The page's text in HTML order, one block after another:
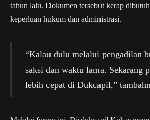
tahun lalu. Dokumen tersebut kerap
keperluan hukum dan administrasi.
“Kalau dulu melalui pengadilan
saksi dan waktu lama. Sekarang
lebih cepat di Dukcapil,”